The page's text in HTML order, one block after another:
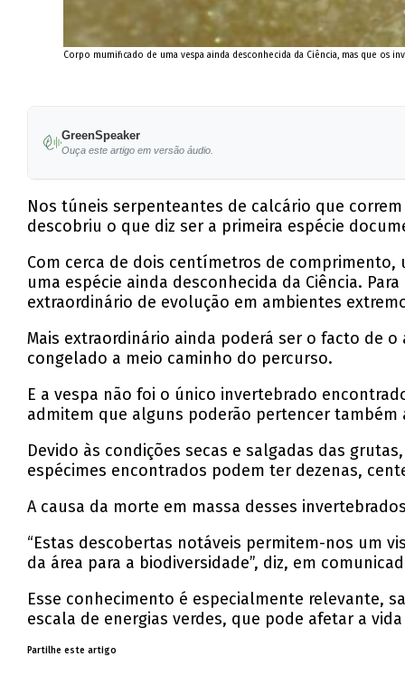
Corpo mumificado de uma vespa ainda desconhecida da Ciência, mas que os
GreenSpeaker
Ouça este artigo em versão áudio.
Nos túneis serpenteantes de calcário que
descobriu o que diz ser a primeira espécie
Com cerca de dois centímetros de
uma espécie ainda desconhecida da Ciência.
extraordinário de evolução em ambientes
Mais extraordinário ainda poderá ser o facto de
congelado a meio caminho do percurso.
E a vespa não foi o único invertebrado
admitem que alguns poderão pertencer também
Devido às condições secas e salgadas das
espécimes encontrados podem ter dezenas,
A causa da morte em massa desses
“Estas descobertas notáveis permitem-nos um
da área para a biodiversidade”, diz, em
Esse conhecimento é especialmente relevante,
escala de energias verdes, que pode afetar a
Partilhe este artigo